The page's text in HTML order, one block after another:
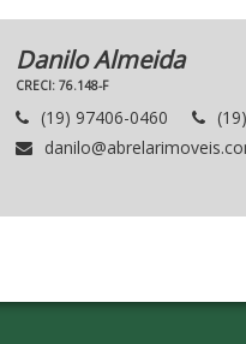
Danilo Almeida
CRECI: 76.148-F
(19) 97406-0460